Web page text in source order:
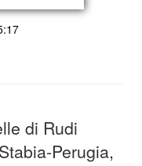
di Rudi
Perugia,